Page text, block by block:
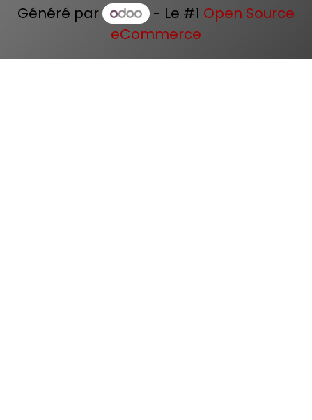
Généré par - Le #1 Open Source
eCommerce